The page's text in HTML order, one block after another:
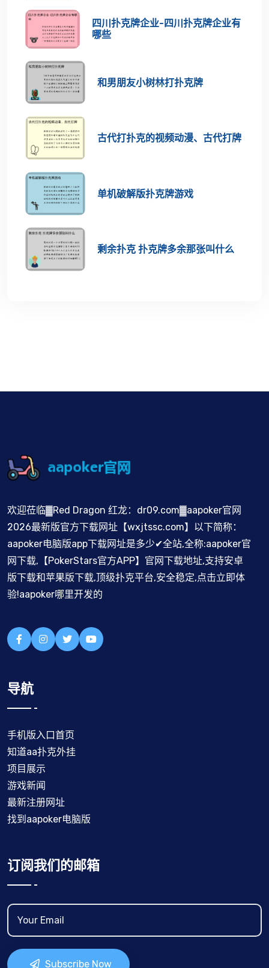
四川扑克牌企业-四川扑克牌企业有
哪些
和男朋友小树林打扑克牌
古代打扑克的视频动漫、古代打牌
单机破解版扑克牌游戏
剩余扑克 扑克牌多余那张叫什么
欢迎莅临▓Red Dragon 红龙：dr09.com▓aapoker官网
2026最新版官方下载网址【wxjtssc.com】以下简称：
aapoker电脑版app下载网址是多少✔全站,全称:aapoker官
网下载,【PokerStars官方APP】官网下载地址,支持安卓
版下载和苹果版下载,顶级扑克平台,安全稳定,点击立即体
验!aapoker哪里开发的
导航
手机版入口首页
知道aa扑克外挂
项目展示
游戏新闻
最新注册网址
找到aapoker电脑版
订阅我们的邮箱
Subscribe Now